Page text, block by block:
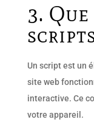
3.
Un script est un
site web
interactive. Ce
votre appareil.